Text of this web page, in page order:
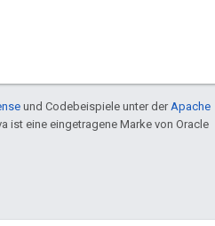
und Codebeispiele unter der Apache
ist eine eingetragene Marke von Oracle